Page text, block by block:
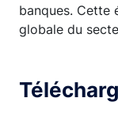
banques. Cette
globale du